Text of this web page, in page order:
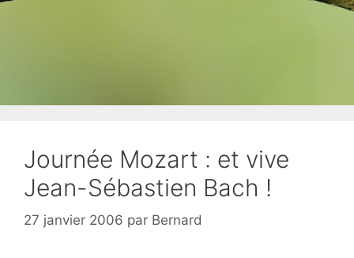
Journée Mozart : et vive
Jean-Sébastien Bach !
27 janvier 2006 par Bernard